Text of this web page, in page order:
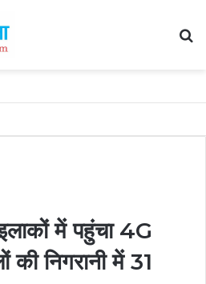
में पहुंचा 4G
की निगरानी में 31